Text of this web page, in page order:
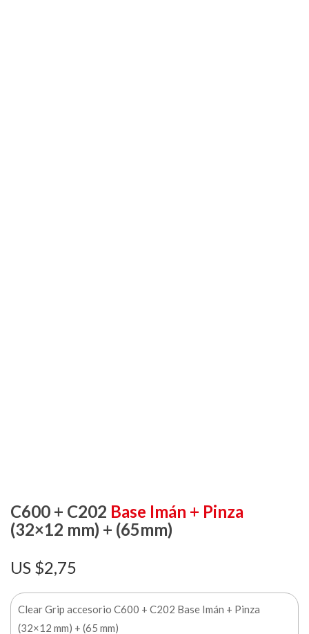
C600 + C202 Base Imán + Pinza
(32×12 mm) + (65mm)
$2,75
Clear Grip accesorio C600 + C202 Base Imán + Pinza
(32×12 mm) + (65 mm)